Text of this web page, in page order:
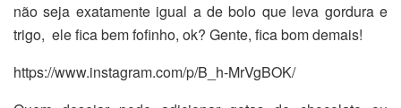
não seja exatamente igual a de bolo que leva gordura e
trigo, ele fica bem fofinho, ok? Gente, fica bom demais!
https://www.instagram.com/p/B_h-MrVgBOK/